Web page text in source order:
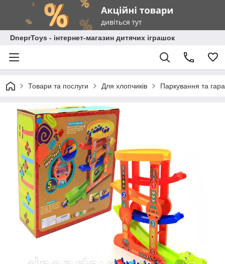
DneprToys - інтернет-магазин дитячих іграшок
Товари та послуги Для хлопчиків Паркування та